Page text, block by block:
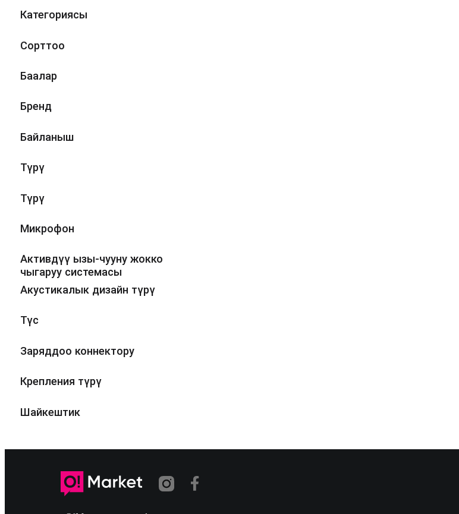
Категориясы
Сорттоо
Баалар
Бренд
Байланыш
Түрү
Түрү
Микрофон
Активдүү ызы-чууну жокко
чыгаруу системасы
Акустикалык дизайн түрү
Түс
Заряддоо коннектору
Крепления түрү
Шайкештик